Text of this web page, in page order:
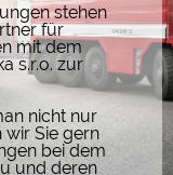
stehen
für
mit dem
s.r.o. zur
nicht nur
wir Sie gern
bei dem
und deren